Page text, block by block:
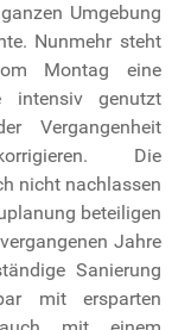
Umgebung
Nunmehr steht
Montag eine
intensiv genutzt
Vergangenheit
Die
nicht nachlassen
beteiligen
Jahre
Sanierung
mit ersparten